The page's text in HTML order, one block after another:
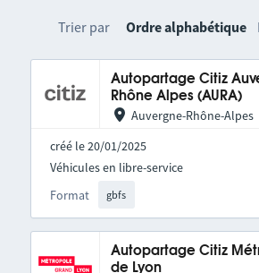
Trier par Ordre alphabétique
Autopartage Citiz
Rhône Alpes (AURA)
Auvergne-Rhône-Alpes
créé le 20/01/2025
Format gbfs
Véhicules en libre-service
Autopartage Citiz
de Lyon